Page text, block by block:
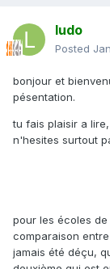
ludo
Posted
bonjour et
pésentation.
tu fais plaisir a
n'hesites surtout
pour les écoles
comparaison
jamais été déçu,